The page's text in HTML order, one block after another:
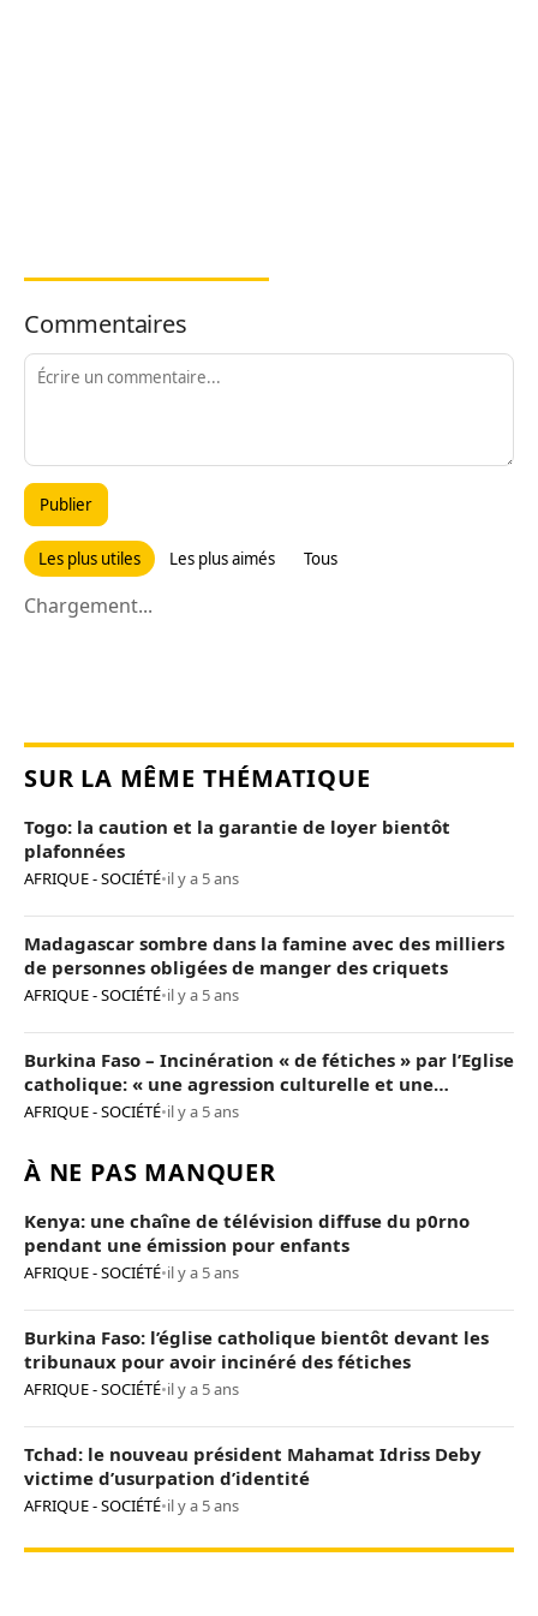
Commentaires
Publier
Les plus utiles Les plus aimés Tous
Chargement...
SUR LA MÊME THÉMATIQUE
Togo: la caution et la garantie de loyer bientôt
plafonnées
AFRIQUE - SOCIÉTÉ•il y a 5 ans
Madagascar sombre dans la famine avec des milliers
de personnes obligées de manger des criquets
AFRIQUE - SOCIÉTÉ•il y a 5 ans
Burkina Faso – Incinération « de fétiches » par l’Eglise
catholique: « une agression culturelle et une
provocation de trop »
AFRIQUE - SOCIÉTÉ•il y a 5 ans
À NE PAS MANQUER
Kenya: une chaîne de télévision diffuse du p0rno
pendant une émission pour enfants
AFRIQUE - SOCIÉTÉ•il y a 5 ans
Burkina Faso: l’église catholique bientôt devant les
tribunaux pour avoir incinéré des fétiches
AFRIQUE - SOCIÉTÉ•il y a 5 ans
Tchad: le nouveau président Mahamat Idriss Deby
victime d’usurpation d’identité
AFRIQUE - SOCIÉTÉ•il y a 5 ans